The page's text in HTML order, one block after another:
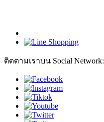
ติดตามเราบน Social Network: